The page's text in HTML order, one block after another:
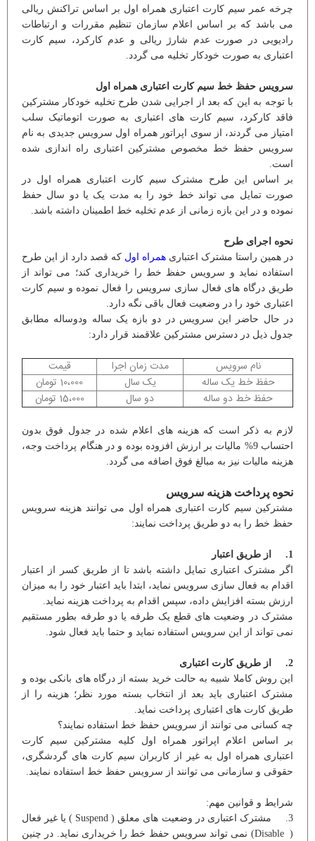
چرخه عمر سیم کارت اعتباری همراه اول بر اساس تراکنش ریالی
می باشد که بر اساس اعلام سازمان تنظیم مقررات و ارتباطات
رادیویی در صورت عدم شارژ ریالی و عدم کارکرد، سیم کارت
اعتباری به صورت خودکار تخلیه می گردد.
سرویس حفظ خط سیم کارت اعتباری همراه اول
با توجه به این که بعد از اجرایی شدن طرح تخلیه خودکار مشترکین
فاقد کارکرد، سیم کارت های اعتباری به صورت اتوماتیک سلب
امتیاز می گردند، از سوی اپراتور همراه اول سرویس جدیدی به نام
سرویس حفظ خط مخصوص مشترکین اعتباری راه اندازی شده
است.
بر اساس این طرح مشترک سیم کارت اعتباری همراه اول در
صورت تمایل می تواند خط خود را به مدت یک یا دو سال حفظ
نموده و در این بازه زمانی از عدم تخلیه خط اطمینان داشته باشد.
نحوه اجرای طرح
در همین راستا مشترک اعتباری همراه اول که قصد دارد از این طرح
استفاده نماید و سرویس حفظ خط را خریداری کند؛ می تواند از
طریق درگاه های فعال سازی سرویس را فعال نموده و سیم کارت
اعتباری خود را در وضعیت فعال باقی نگه دارد.
در حال حاضر این سرویس در دو بازه یک ساله ودوساله مطابق
جدول ذیل در دسترس مشترکین علاقمند قرار دارد:
نام سرویس مدت زمان اجرا
قیمت
حفظ خط یک ساله
یک سال
10،000 تومان
حفظ خط دو ساله
دو سال 15،000 تومان
لازم به ذکر است که هزینه های اعلام شده در جدول فوق بدون
احتساب 9% مالیات بر ارزش افزوده بوده و در هنگام پرداخت وجه،
هزینه مالیات نیز به مبالغ فوق اضافه می گردد.
نحوه پرداخت هزینه سرویس
مشترکین سیم کارت اعتباری همراه اول می توانند هزینه سرویس
حفظ خط را به دو طریق پرداخت نمایند:
1. از طریق اعتبار
اگر مشترک اعتباری تمایل داشته باشد تا از طریق کسر از اعتبار
اقدام به فعال سازی سرویس نماید، ابتدا باید اعتبار خود را به میزان
ارزش بسته افزایش داده، سپس اقدام به پرداخت هزینه نماید.
مشترک در وضعیت های قطع یک طرفه یا دو طرفه بطور مستقیم
نمی تواند از این سرویس استفاده نماید و حتما باید فعال شود.
2. از طریق کارت اعتباری
این روش کاملا شبیه به حالت خرید بسته از درگاه های بانکی بوده و
مشترک اعتباری باید بعد از انتخاب بسته مورد نظر؛ هزینه را از
طریق کارت های اعتباری پرداخت نماید.
چه کسانی می توانند از سرویس حفظ خط استفاده نمایند؟
بر اساس اعلام اپراتور همراه اول کلیه مشترکین سیم کارت
اعتباری همراه اول به غیر از کاربران سیم کارت های گردشگری،
حقوقی و سازمانی می توانند از سرویس حفظ خط استفاده نمایند.
شرایط و قوانین مهم:
3. مشترک اعتباری در وضعیت های معلق ( Suspend ) یا غیر فعال
( Disable) نمی تواند سرویس حفظ خط را خریداری نماید. در چنین